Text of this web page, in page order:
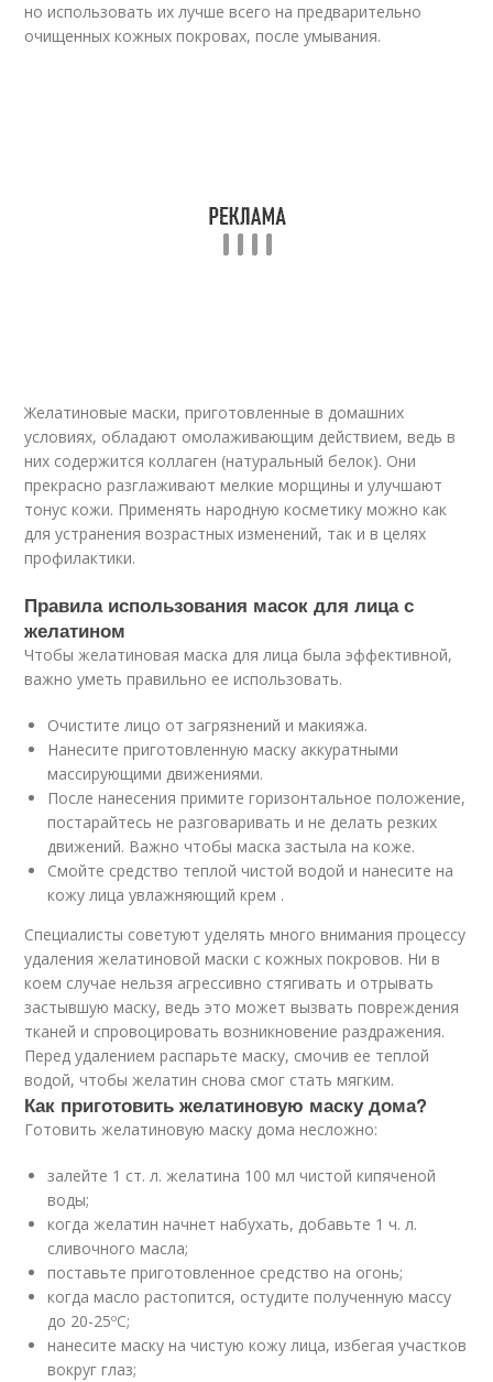
но использовать их лучше всего на предварительно
очищенных кожных покровах, после умывания.
Желатиновые маски, приготовленные в домашних
условиях, обладают омолаживающим действием, ведь в
них содержится коллаген (натуральный белок). Они
прекрасно разглаживают мелкие морщины и улучшают
тонус кожи. Применять народную косметику можно как
для устранения возрастных изменений, так и в целях
профилактики.
Правила использования масок для лица с
желатином
Чтобы желатиновая маска для лица была эффективной,
важно уметь правильно ее использовать.
Очистите лицо от загрязнений и макияжа.
Нанесите приготовленную маску аккуратными
массирующими движениями.
После нанесения примите горизонтальное положение,
постарайтесь не разговаривать и не делать резких
движений. Важно чтобы маска застыла на коже.
Смойте средство теплой чистой водой и нанесите на
кожу лица увлажняющий крем .
Специалисты советуют уделять много внимания процессу
удаления желатиновой маски с кожных покровов. Ни в
коем случае нельзя агрессивно стягивать и отрывать
застывшую маску, ведь это может вызвать повреждения
тканей и спровоцировать возникновение раздражения.
Перед удалением распарьте маску, смочив ее теплой
водой, чтобы желатин снова смог стать мягким.
Как приготовить желатиновую маску дома?
Готовить желатиновую маску дома несложно:
залейте 1 ст. л. желатина 100 мл чистой кипяченой
воды;
когда желатин начнет набухать, добавьте 1 ч. л.
сливочного масла;
поставьте приготовленное средство на огонь;
когда масло растопится, остудите полученную массу
до 20-25ºC;
нанесите маску на чистую кожу лица, избегая участков
вокруг глаз;